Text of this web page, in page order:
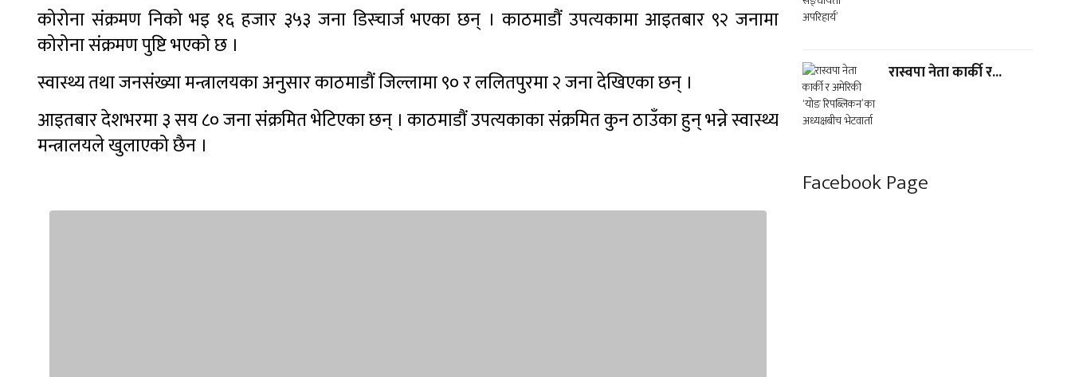
कोरोना संक्रमण निको भइ १६ हजार ३५३ जना डिस्चार्ज भएका छन् । काठमाडौं उपत्यकामा आइतबार ९२ जनामा
कोरोना संक्रमण पुष्टि भएको छ ।
स्वास्थ्य तथा जनसंख्या मन्त्रालयका अनुसार काठमाडौं जिल्लामा ९० र ललितपुरमा २ जना देखिएका छन् ।
आइतबार देशभरमा ३ सय ८० जना संक्रमित भेटिएका छन् । काठमाडौं उपत्यकाका संक्रमित कुन ठाउँका हुन् भन्ने स्वास्थ्य
मन्त्रालयले खुलाएको छैन ।
रास्वपा नेता कार्की र...
Facebook Page